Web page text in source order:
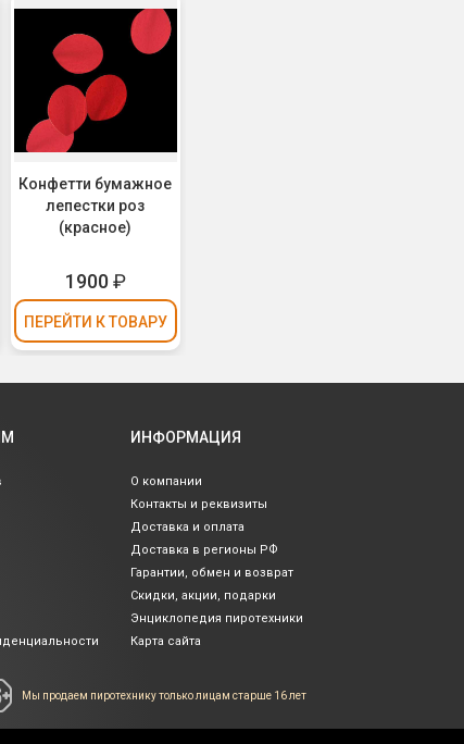
Конфетти бумажное
лепестки роз
(красное)
1900₽
ПЕРЕЙТИ К ТОВАРУ
ИНФОРМАЦИЯ
О компании
Контакты и реквизиты
Доставка и оплата
Доставка в регионы РФ
Гарантии, обмен и возврат
Скидки, акции, подарки
Энциклопедия пиротехники
Карта сайта
Мы продаем пиротехнику только лицам старше 16 лет